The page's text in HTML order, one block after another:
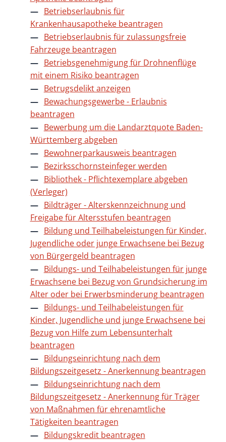
Betriebserlaubnis für
Krankenhausapotheke beantragen
Betriebserlaubnis für zulassungsfreie
Fahrzeuge beantragen
Betriebsgenehmigung für Drohnenflüge
mit einem Risiko beantragen
Betrugsdelikt anzeigen
Bewachungsgewerbe - Erlaubnis
beantragen
Bewerbung um die Landarztquote Baden-
Württemberg abgeben
Bewohnerparkausweis beantragen
Bezirksschornsteinfeger werden
Bibliothek - Pflichtexemplare abgeben
(Verleger)
Bildträger - Alterskennzeichnung und
Freigabe für Altersstufen beantragen
Bildung und Teilhabeleistungen für Kinder,
Jugendliche oder junge Erwachsene bei Bezug
von Bürgergeld beantragen
Bildungs- und Teilhabeleistungen für junge
Erwachsene bei Bezug von Grundsicherung im
Alter oder bei Erwerbsminderung beantragen
Bildungs- und Teilhabeleistungen für
Kinder, Jugendliche und junge Erwachsene bei
Bezug von Hilfe zum Lebensunterhalt
beantragen
Bildungseinrichtung nach dem
Bildungszeitgesetz - Anerkennung beantragen
Bildungseinrichtung nach dem
Bildungszeitgesetz - Anerkennung für Träger
von Maßnahmen für ehrenamtliche
Tätigkeiten beantragen
Bildungskredit beantragen